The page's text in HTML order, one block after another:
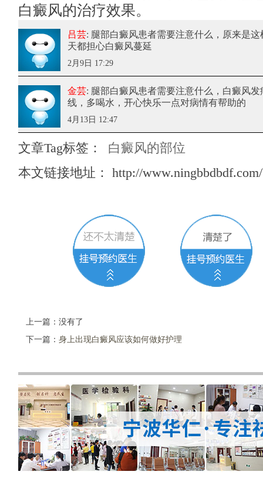
白癜风的治疗效果。
吕芸: 腿部白癜风患者需要注意什么 ，原来是
天都担心白癜风蔓延
2月9日 17:29
金芸: 腿部白癜风患者需要注意什么 ，白癜风
线，多喝水，开心快乐一点对病情有帮助的
4月13日 12:47
文章Tag标签：
白癜风的部位
本文链接地址： http://
上一篇：没有了
下一篇： 身上出现白癜风应该如何做好护理